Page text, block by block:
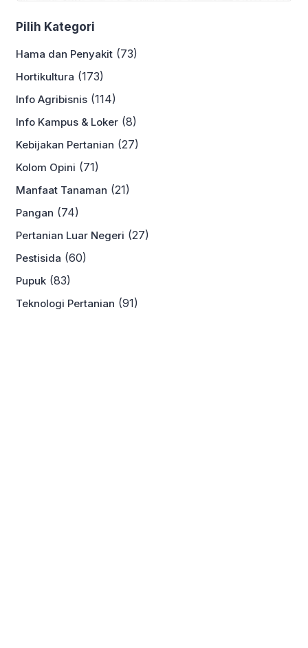
Pilih Kategori
Hama dan Penyakit (73)
Hortikultura (173)
Info Agribisnis (114)
Info Kampus & Loker (8)
Kebijakan Pertanian (27)
Kolom Opini (71)
Manfaat Tanaman (21)
Pangan (74)
Pertanian Luar Negeri (27)
Pestisida (60)
Pupuk (83)
Teknologi Pertanian (91)